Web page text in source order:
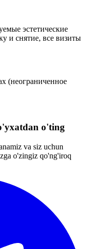
эстетические
и снятие, все визиты
(неограниченное
o'ting
va siz uchun
o'zingiz qo'ng'iroq